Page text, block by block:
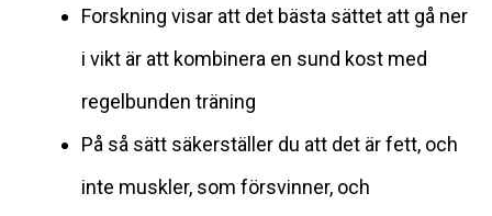
Forskning visar att det bästa sättet att gå ner
i vikt är att kombinera en sund kost med
regelbunden träning
På så sätt säkerställer du att det är fett, och
inte muskler, som försvinner, och